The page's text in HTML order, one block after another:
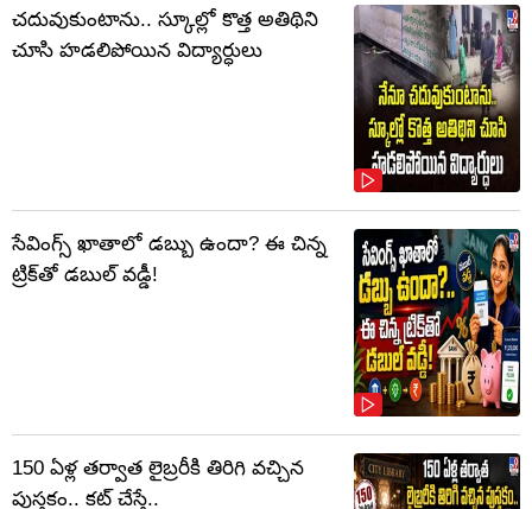
చదువుకుంటాను.. స్కూల్లో కొత్త అతిథిని
చూసి హడలిపోయిన విద్యార్ధులు
సేవింగ్స్ ఖాతాలో డబ్బు ఉందా? ఈ చిన్న
ట్రిక్‌తో డబుల్ వడ్డీ!
150 ఏళ్ల తర్వాత లైబ్రరీకి తిరిగి వచ్చిన
పుస్తకం.. కట్ చేస్తే..